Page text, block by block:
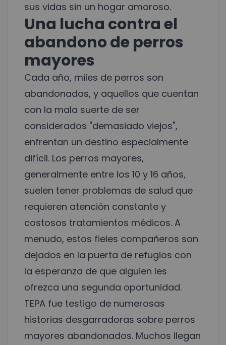
sus vidas sin un hogar amoroso.
Una lucha contra el
abandono de perros
mayores
Cada año, miles de perros son
abandonados, y aquellos que cuentan
con la mala suerte de ser
considerados "demasiado viejos",
enfrentan un destino especialmente
difícil. Los perros mayores,
generalmente entre los 10 y 16 años,
suelen tener problemas de salud que
requieren atención constante y
costosos tratamientos médicos. A
menudo, estos fieles compañeros son
dejados en la puerta de refugios con
la esperanza de que alguien les
ofrezca una segunda oportunidad.
TEPA fue testigo de numerosas
historias desgarradoras sobre perros
mayores abandonados. Muchos llegan